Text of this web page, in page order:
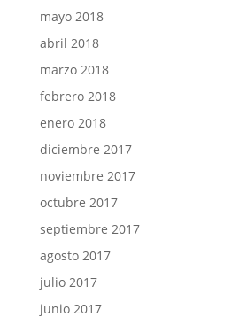
mayo 2018
abril 2018
marzo 2018
febrero 2018
enero 2018
diciembre 2017
noviembre 2017
octubre 2017
septiembre 2017
agosto 2017
julio 2017
junio 2017